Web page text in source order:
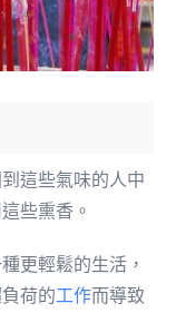
這些氣味的人中
些熏香。
更輕鬆的生活，
荷的工作而導致